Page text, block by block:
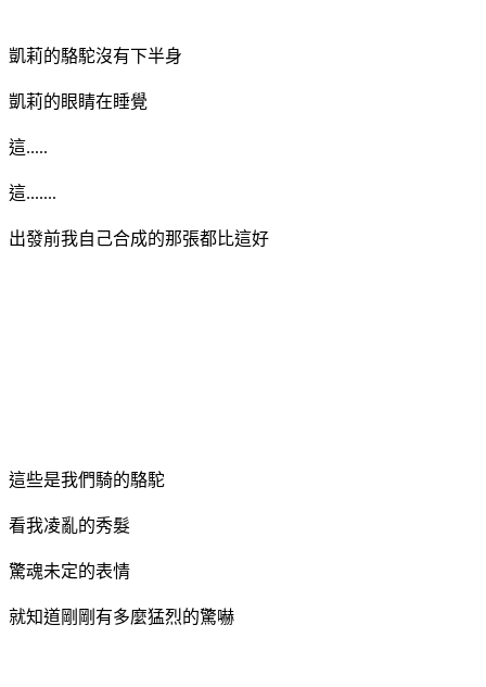
凱莉的駱駝沒有下半身
凱莉的眼睛在睡覺
這.....
這.......
出發前我自己合成的那張都比這好
這些是我們騎的駱駝
看我凌亂的秀髮
驚魂未定的表情
就知道剛剛有多麼猛烈的驚嚇